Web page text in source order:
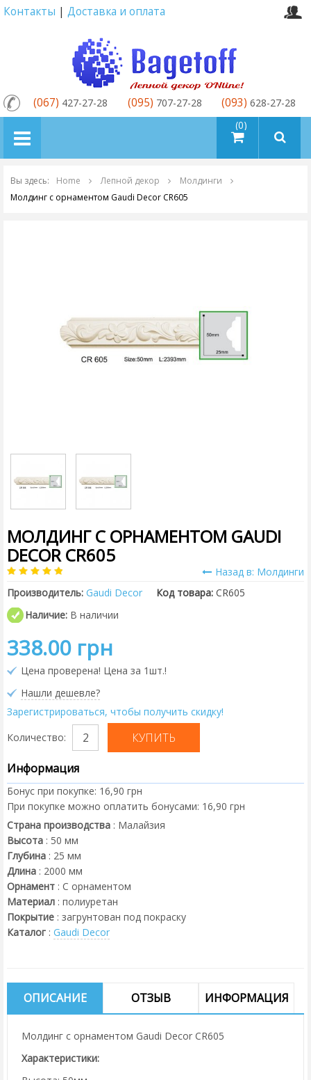
Контакты | Доставка и оплата
товаров (0)
(067) 427-27-28 (095) 707-27-28 (093) 628-27-28
Вы здесь: Home Лепной декор
Молдинги
Молдинг с орнаментом Gaudi Decor CR605
МОЛДИНГ С ОРНАМЕНТОМ GAUDI
DECOR CR605
Назад в: Молдинги
Производитель: Gaudi Decor Код товара: CR605
Наличие: В наличии
338.00 грн
Цена проверена! Цена за 1шт.!
Нашли дешевле?
Зарегистрироваться, чтобы получить скидку!
Количество:
Информация
Бонус при покупке: 16,90 грн
При покупке можно оплатить бонусами: 16,90 грн
Страна производства : Малайзия
Высота : 50 мм
Глубина : 25 мм
Длина : 2000 мм
Орнамент : С орнаментом
Материал : полиуретан
Покрытие : загрунтован под покраску
Каталог : Gaudi Decor
ОПИСАНИЕ ОТЗЫВ ИНФОРМАЦИЯ
Молдинг с орнаментом Gaudi Decor CR605
Характеристики: